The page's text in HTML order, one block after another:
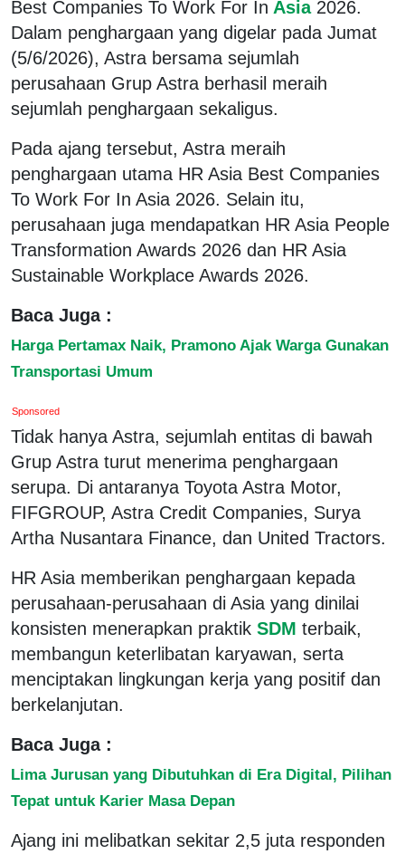
Best Companies To Work For In Asia 2026.
Dalam penghargaan yang digelar pada Jumat
(5/6/2026), Astra bersama sejumlah
perusahaan Grup Astra berhasil meraih
sejumlah penghargaan sekaligus.
Pada ajang tersebut, Astra meraih
penghargaan utama HR Asia Best Companies
To Work For In Asia 2026. Selain itu,
perusahaan juga mendapatkan HR Asia People
Transformation Awards 2026 dan HR Asia
Sustainable Workplace Awards 2026.
Baca Juga :
Harga Pertamax Naik, Pramono Ajak Warga Gunakan
Transportasi Umum
Sponsored
Tidak hanya Astra, sejumlah entitas di bawah
Grup Astra turut menerima penghargaan
serupa. Di antaranya Toyota Astra Motor,
FIFGROUP, Astra Credit Companies, Surya
Artha Nusantara Finance, dan United Tractors.
HR Asia memberikan penghargaan kepada
perusahaan-perusahaan di Asia yang dinilai
konsisten menerapkan praktik SDM terbaik,
membangun keterlibatan karyawan, serta
menciptakan lingkungan kerja yang positif dan
berkelanjutan.
Baca Juga :
Lima Jurusan yang Dibutuhkan di Era Digital, Pilihan
Tepat untuk Karier Masa Depan
Ajang ini melibatkan sekitar 2,5 juta responden